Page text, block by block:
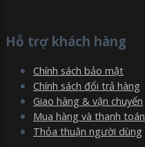
Hỗ trợ khách hàng
Chính sách bảo mật
Chính sách đổi trả hàng
Giao hàng & vận chuyển
Mua hàng và thanh toán
Thỏa thuận người dùng